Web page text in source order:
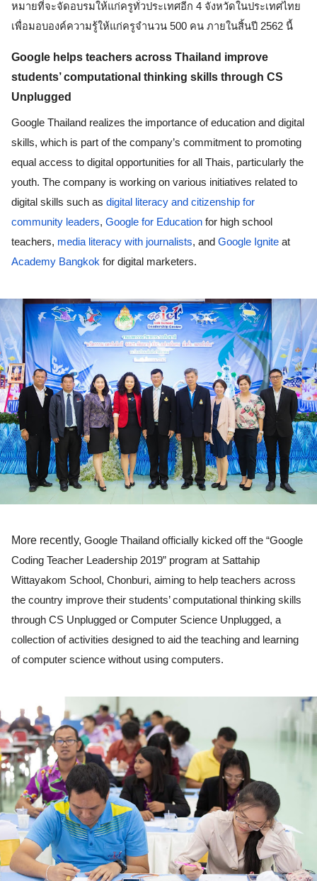
หมายที่จะจัดอบรมให้แก่ครูทั่วประเทศอีก 4 จังหวัดในประเทศไทย
เพื่อมอบองค์ความรู้ให้แก่ครูจำนวน 500 คน ภายในสิ้นปี 2562 นี้
Google helps teachers across Thailand improve
students’ computational thinking skills through CS
Unplugged
Google Thailand realizes the importance of education and digital
skills, which is part of the company’s commitment to promoting
equal access to digital opportunities for all Thais, particularly the
youth. The company is working on various initiatives related to
digital skills such as digital literacy and citizenship for
community leaders, Google for Education for high school
teachers, media literacy with journalists, and Google Ignite
Academy Bangkok for digital marketers.
More recently, Google Thailand officially kicked off the “Google
Coding Teacher Leadership 2019” program at Sattahip
Wittayakom School, Chonburi, aiming to help teachers across
the country improve their students’ computational thinking skills
through CS Unplugged or Computer Science Unplugged, a
collection of activities designed to aid the teaching and learning
of computer science without using computers.